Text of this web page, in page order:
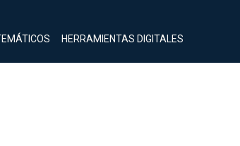
HERRAMIENTAS DIGITALES